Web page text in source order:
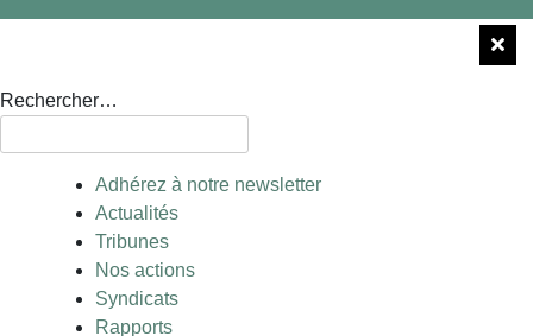
Rechercher…
Adhérez à notre newsletter
Actualités
Tribunes
Nos actions
Syndicats
Rapports